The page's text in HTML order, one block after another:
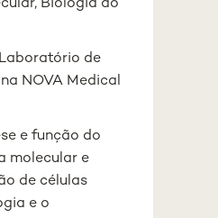
Biologia do
de
NOVA Medical
e função do
molecular e
de células
e o